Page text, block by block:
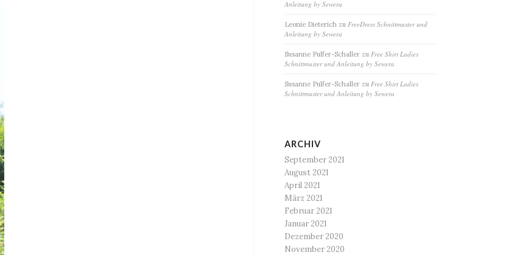
Anleitung by Sewera
Leonie Dieterich zuFreeDress Schnittmuster und
Anleitung by Sewera
Susanne Pulfer-Schaller zuFree Shirt Ladies
Schnittmuster und Anleitung by Sewera
Susanne Pulfer-Schaller zuFree Shirt Ladies
Schnittmuster und Anleitung by Sewera
ARCHIV
September 2021
August 2021
April 2021
März 2021
Februar 2021
Januar 2021
Dezember 2020
November 2020